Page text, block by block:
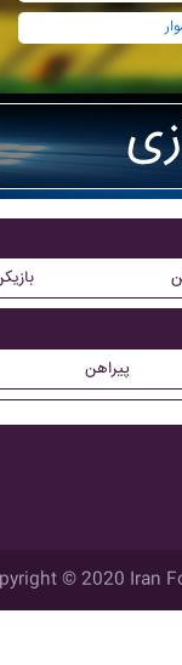
پیراهن
© 2020 Iran